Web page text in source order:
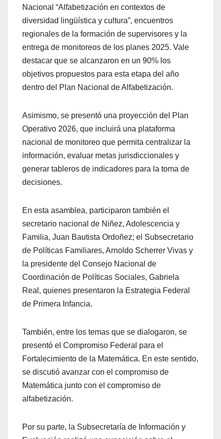
Nacional “Alfabetización en contextos de
diversidad lingüística y cultura”, encuentros
regionales de la formación de supervisores y la
entrega de monitoreos de los planes 2025. Vale
destacar que se alcanzaron en un 90% los
objetivos propuestos para esta etapa del año
dentro del Plan Nacional de Alfabetización.
Asimismo, se presentó una proyección del Plan
Operativo 2026, que incluirá una plataforma
nacional de monitoreo que permita centralizar la
información, evaluar metas jurisdiccionales y
generar tableros de indicadores para la toma de
decisiones.
En esta asamblea, participaron también el
secretario nacional de Niñez, Adolescencia y
Familia, Juan Bautista Ordoñez; el Subsecretario
de Políticas Familiares, Arnoldo Scherrer Vivas y
la presidente del Consejo Nacional de
Coordinación de Políticas Sociales, Gabriela
Real, quienes presentaron la Estrategia Federal
de Primera Infancia.
También, entre los temas que se dialogaron, se
presentó el Compromiso Federal para el
Fortalecimiento de la Matemática. En este sentido,
se discutió avanzar con el compromiso de
Matemática junto con el compromiso de
alfabetización.
Por su parte, la Subsecretaría de Información y